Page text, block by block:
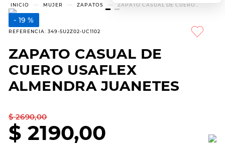
MUJER ZAPATOS
ZAPATO CASUAL DE CUERO
USAFLEX ALMENDRA JUANETES
19 %
REFERENCIA: 349-5U2Z02-UC1102
ZAPATO CASUAL DE
CUERO USAFLEX
ALMENDRA JUANETES
$ 2690,00
$ 2190,00
TÉRMINOS MÁS
BUSCADOS
3.
skechers slip-ins
4
championes